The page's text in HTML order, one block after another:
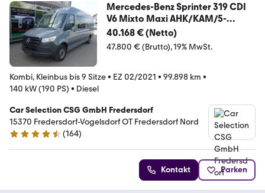
Mercedes-Benz Sprinter 319 CDI
V6 Mixto Maxi AHK/KAM/5-
SITZER
40.168 € (Netto)
47.800 € (Brutto) 19% MwSt.
Kombi, Kleinbus bis 9 Sitze• EZ 02/2021 • 99.898 km •
140 kW (190 PS) • Diesel
Car Selection CSG GmbH Fredersdorf
15370 Fredersdorf-Vogelsdorf OT Fredersdorf Nord
4.6 Sterne
(164)
Kontakt Parken